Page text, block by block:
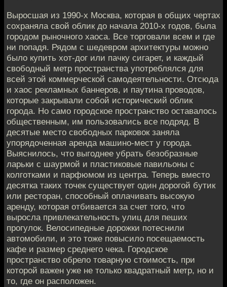
Выросшая из 1990-х Москва, которая в общих чертах
сохраняла свой облик до начала 2010-х годов, была
городом рыночного хаоса. Все торговали всем и где
ни попадя. Рядом с шедевром архитектуры можно
было купить хот-дог или пачку сигарет, и каждый
свободный метр пространства употреблялся для
всей этой коммерческой самодеятельности. Отсюда
и хаос рекламных баннеров, и паутина проводов,
которые закрывали собой исторический облик
города. Но само городское пространство оставалось
общественным, им пользовались все подряд. В
десятые место свободных парковок заняла
упорядоченная аренда машино-мест у города.
Выяснилось, что выгоднее убрать безобразные
ларьки с шаурмой и пластиковые павильоны с
колготками и парфюмом из центра. Теперь вместо
десятка таких точек существует один дорогой бутик
или ресторан, способный оплачивать высокую
аренду, которая отбивается за счет того, что
выросла привлекательность улиц для пеших
прогулок. Велосипедные дорожки потеснили
автомобили, и это тоже повысило посещаемость
кафе и размер среднего чека. Городское
пространство обрело товарную стоимость, при
которой важен уже не только квадратный метр, но и
то, где он расположен.